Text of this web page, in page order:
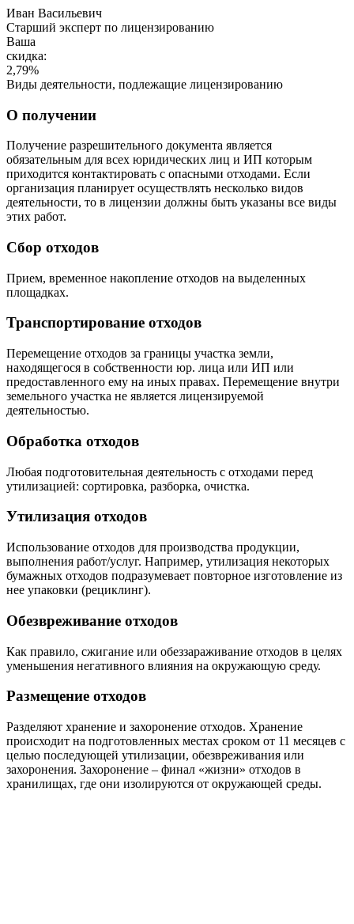
Иван Васильевич
Cтарший эксперт по лицензированию
Ваша
скидка:
2,79%
Виды деятельности, подлежащие лицензированию
О получении
Получение разрешительного документа является
обязательным для всех юридических лиц и ИП которым
приходится контактировать с опасными отходами. Если
организация планирует осуществлять несколько видов
деятельности, то в лицензии должны быть указаны все виды
этих работ.
Сбор отходов
Прием, временное накопление отходов на выделенных
площадках.
Транспортирование отходов
Перемещение отходов за границы участка земли,
находящегося в собственности юр. лица или ИП или
предоставленного ему на иных правах. Перемещение внутри
земельного участка не является лицензируемой
деятельностью.
Обработка отходов
Любая подготовительная деятельность с отходами перед
утилизацией: сортировка, разборка, очистка.
Утилизация отходов
Использование отходов для производства продукции,
выполнения работ/услуг. Например, утилизация некоторых
бумажных отходов подразумевает повторное изготовление из
нее упаковки (рециклинг).
Обезвреживание отходов
Как правило, сжигание или обеззараживание отходов в целях
уменьшения негативного влияния на окружающую среду.
Размещение отходов
Разделяют хранение и захоронение отходов. Хранение
происходит на подготовленных местах сроком от 11 месяцев с
целью последующей утилизации, обезвреживания или
захоронения. Захоронение – финал «жизни» отходов в
хранилищах, где они изолируются от окружающей среды.